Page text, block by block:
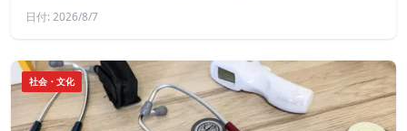
日付: 2026/8/7
社会・文化